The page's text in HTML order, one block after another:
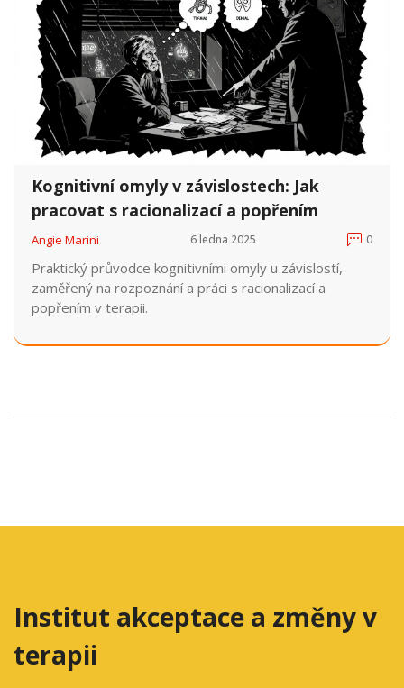
Kognitivní omyly v závislostech: Jak
pracovat s racionalizací a popřením
Angie Marini 6 ledna 2025 0
Praktický průvodce kognitivními omyly u závislostí,
zaměřený na rozpoznání a práci s racionalizací a
popřením v terapii.
Institut akceptace a změny v
terapii